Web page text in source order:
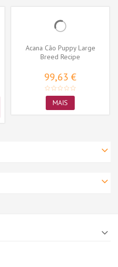
Acana Cão Puppy Large
Breed Recipe
99,63 €
MAIS